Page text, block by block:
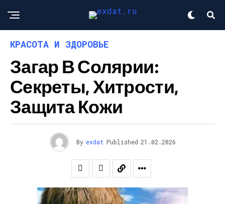
КРАСОТА И ЗДОРОВЬЕ
Загар В Солярии:
Секреты, Хитрости,
Защита Кожи
By exdat Published 21.02.2026